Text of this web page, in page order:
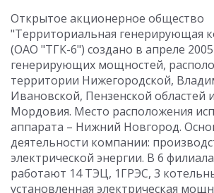
Открытое акционерное общество
"Территориальная генерирующая
(ОАО "ТГК-6") создано в апреле 2005
генерирующих мощностей,
территории Нижегородской,
Ивановской, Пензенской областей
Мордовия. Место расположения
аппарата – Нижний Новгород.
деятельности компании:
электрической энергии. В 6
работают 14 ТЭЦ, 1ГРЭС, 3
установленная электрическая